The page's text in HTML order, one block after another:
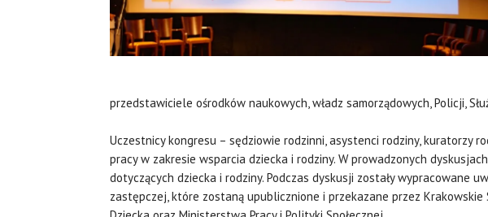
przedstawiciele ośrodków naukowych, władz samorządowych, Policji,
Uczestnicy kongresu – sędziowie rodzinni, asystenci rodziny,
pracy w zakresie wsparcia dziecka i rodziny. W prowadzonych
dotyczących dziecka i rodziny. Podczas dyskusji zostały wypracowane
zastępczej, które zostaną upublicznione i przekazane przez